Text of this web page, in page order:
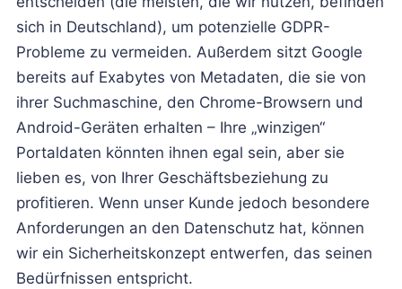
sich in Deutschland), um potenzielle GDPR-
Probleme zu vermeiden. Außerdem sitzt Google
bereits auf Exabytes von Metadaten, die sie von
ihrer Suchmaschine, den Chrome-Browsern und
Android-Geräten erhalten – Ihre „winzigen“
Portaldaten könnten ihnen egal sein, aber sie
lieben es, von Ihrer Geschäftsbeziehung zu
profitieren. Wenn unser Kunde jedoch besondere
Anforderungen an den Datenschutz hat, können
wir ein Sicherheitskonzept entwerfen, das seinen
Bedürfnissen entspricht.